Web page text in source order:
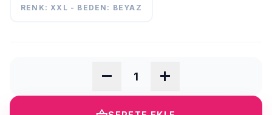
55
RENK: XXL - BEDEN: BEYAZ
remove add